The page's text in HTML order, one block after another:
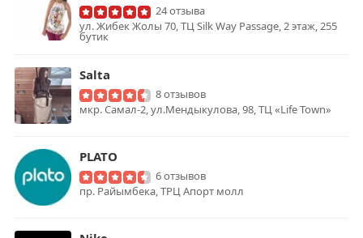
24 отзыва
ул. Жибек Жолы 70, ТЦ Silk Way Passage, 2 этаж, 255
бутик
Salta
8 отзывов
мкр. Самал-2, ул.Мендыкулова, 98, ТЦ «Life Town»
PLATO
6 отзывов
пр. Райымбека, ТРЦ Апорт молл